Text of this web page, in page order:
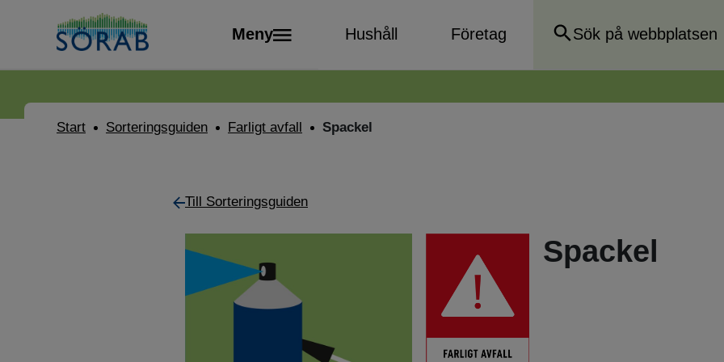
Meny Hushåll Företag
Start Sorteringsguiden Farligt avfall Spackel
Till Sorteringsguiden
Spackel